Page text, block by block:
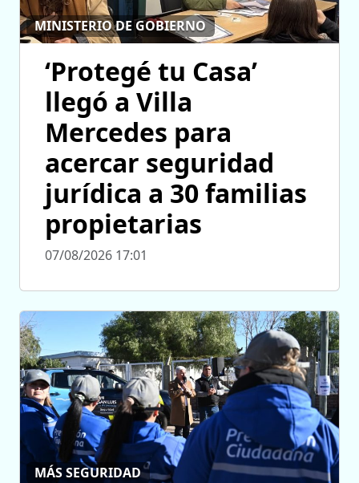
MINISTERIO DE GOBIERNO
‘Protegé tu Casa’
llegó a Villa
Mercedes para
acercar seguridad
jurídica a 30 familias
propietarias
07/08/2026 17:01
MÁS SEGURIDAD